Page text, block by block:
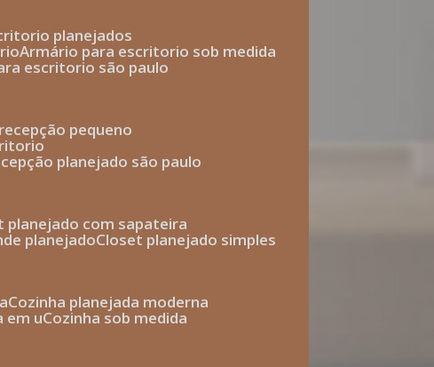
planejados
armário para escritorio sob medida
escritorio são paulo
recepção pequeno
planejado são paulo
planejado com sapateira
planejado closet planejado simples
cozinha planejada moderna
em u cozinha sob medida